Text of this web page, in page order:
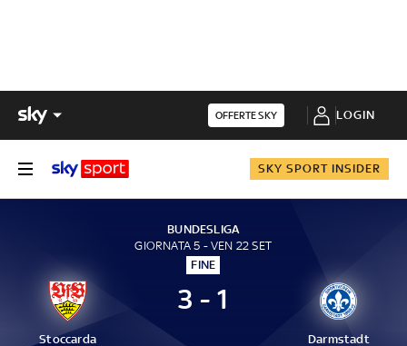
OFFERTE SKY LOGIN
SKY SPORT INSIDER
BUNDESLIGA
GIORNATA 5 - VEN 22 SET
FINE
Stoccarda
3 - 1
Darmstadt